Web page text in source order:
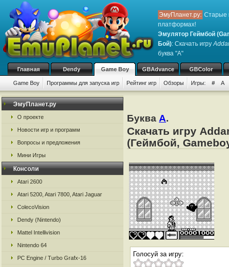
ЭмуПланет.ру: Старые
платформах!
Эмулятор Геймбой
Бой): Скачать игру
буква "A"
Главная Dendy Game Boy GBAdvance GBColor
Game Boy Программы для запуска игр Рейтинг игр Обзоры Игры: # A
ЭмуПланет.ру
О проекте
Новости игр и программ
Вопросы и предложения
Мини Игры
Консоли
Atari 2600
Atari 5200, Atari 7800, Atari Jaguar
ColecoVision
Dendy (Nintendo)
Mattel Intellivision
Nintendo 64
PC Engine / Turbo Grafx-16
Буква A.
Скачать игру
(Геймбой,
Голосуй за игру: